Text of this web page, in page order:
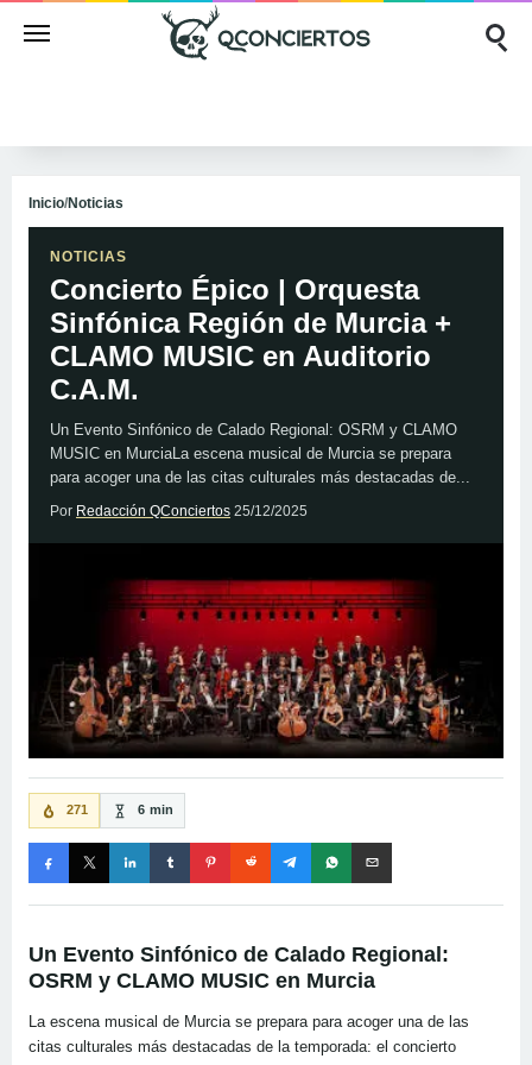
Inicio/Noticias
NOTICIAS
Concierto Épico | Orquesta
Sinfónica Región de Murcia +
CLAMO MUSIC en Auditorio
C.A.M.
Un Evento Sinfónico de Calado Regional: OSRM y CLAMO
MUSIC en MurciaLa escena musical de Murcia se prepara
para acoger una de las citas culturales más destacadas de...
Por Redacción QConciertos 25/12/2025
271 6 min
Un Evento Sinfónico de Calado Regional:
OSRM y CLAMO MUSIC en Murcia
La escena musical de Murcia se prepara para acoger una de las
citas culturales más destacadas de la temporada: el concierto